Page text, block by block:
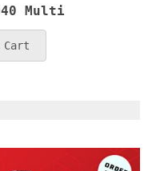
Multi
Cart